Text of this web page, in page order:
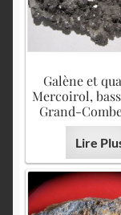
Galène et
Mercoirol,
Grand-
Lire